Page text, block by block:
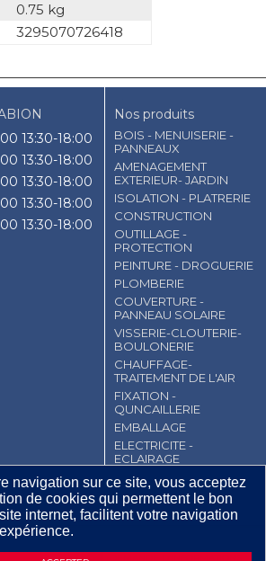
navigation sur ce site, vous acceptez
de cookies qui permettent le bon
internet, facilitent votre navigation
TTC / Pièce
0.75 kg
3295070726418
13:30-18:00
13:30-18:00
13:30-18:00
13:30-18:00
13:30-18:00
Nos produits
BOIS - MENUISERIE -
PANNEAUX
AMENAGEMENT
EXTERIEUR- JARDIN
ISOLATION - PLATRERIE
CONSTRUCTION
OUTILLAGE -
PROTECTION
PEINTURE - DROGUERIE
PLOMBERIE
COUVERTURE -
PANNEAU SOLAIRE
VISSERIE-CLOUTERIE-
BOULONERIE
CHAUFFAGE-
TRAITEMENT DE L'AIR
FIXATION -
QUNCAILLERIE
EMBALLAGE
ELECTRICITE -
ECLAIRAGE
Contact
Mentions légales
Plan du site